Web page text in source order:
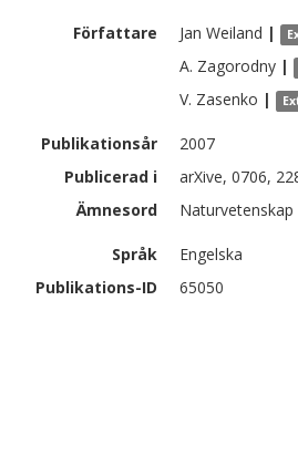
Författare Jan Weiland |
A. Zagorodny |
V. Zasenko |
Publikationsår
2007
Publicerad i
arXive, 0706,
Ämnesord
Språk
Engelska
Publikations-ID
65050